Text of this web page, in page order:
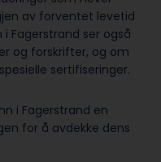
av forventet levetid
Fagerstrand ser også
og forskrifter, og om
sertifiseringer.
i Fagerstrand en
for å avdekke dens